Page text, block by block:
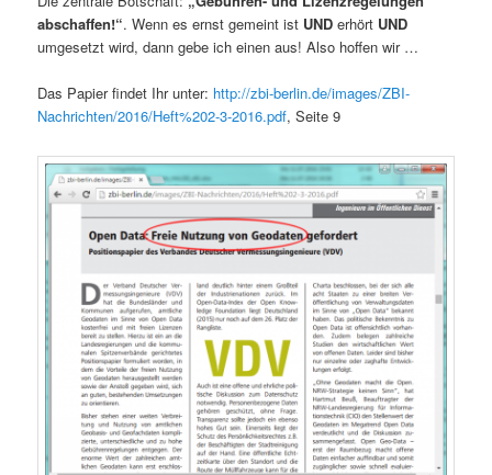
abschaffen!“. Wenn es ernst gemeint ist UND erhört UND
umgesetzt wird, dann gebe ich einen aus! Also hoffen wir …
Das Papier findet Ihr unter: http://zbi-berlin.de/images/ZBI-
Nachrichten/2016/Heft%202-3-2016.pdf, Seite 9